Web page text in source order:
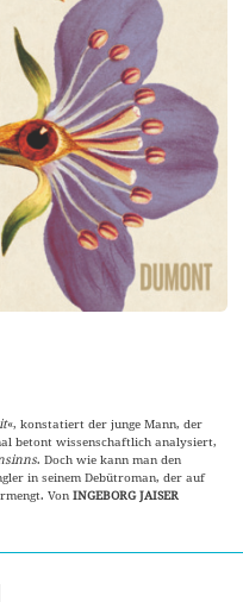
«, konstatiert der junge Mann, der
betont wissenschaftlich analysiert,
. Doch wie kann man den
in seinem Debütroman, der auf
VonINGEBORG JAISER